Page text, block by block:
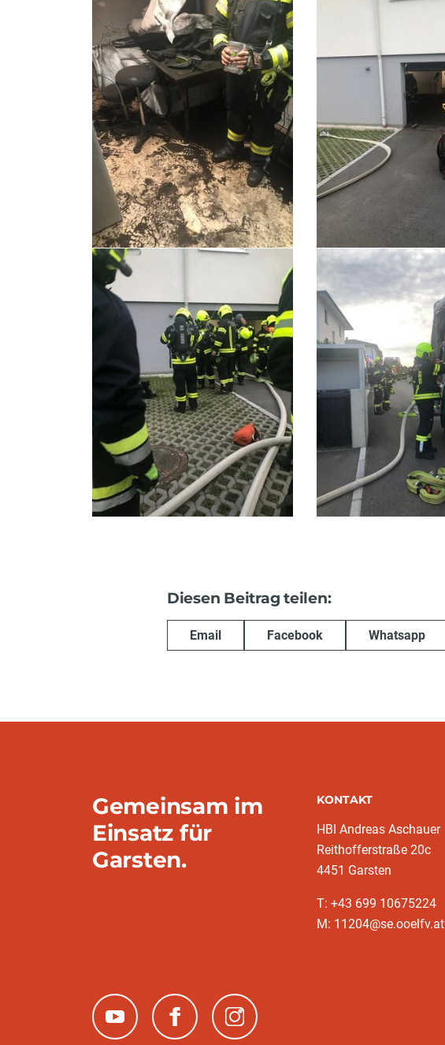
Diesen Beitrag teilen:
Email Facebook Whatsapp
Gemeinsam im
Einsatz für
Garsten.
KONTAKT
HBI Andreas Aschauer
Reithofferstraße 20c
4451 Garsten
T: ‭+43 699 10675224‬
M: 11204@se.ooelfv.at
(neues Fenster)(neues Fenster)(neues Fenster)